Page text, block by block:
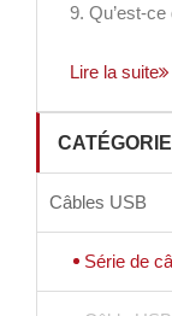
9. Qu’est-
Lire la suite
Câbles USB
Série de